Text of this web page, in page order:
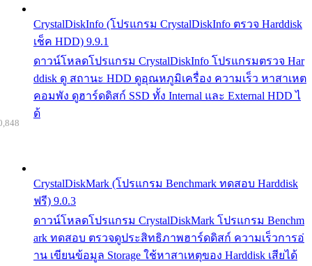
CrystalDiskInfo (โปรแกรม CrystalDiskInfo ตรวจ Harddisk
เช็ค HDD) 9.9.1
ดาวน์โหลดโปรแกรม CrystalDiskInfo โปรแกรมตรวจ Har
ddisk ดู สถานะ HDD ดูอุณหภูมิเครื่อง ความเร็ว หาสาเหต
คอมพัง ดูฮาร์ดดิสก์ SSD ทั้ง Internal และ External HDD ไ
ด้
CrystalDiskMark (โปรแกรม Benchmark ทดสอบ Harddisk
ฟรี) 9.0.3
ดาวน์โหลดโปรแกรม CrystalDiskMark โปรแกรม Benchm
ark ทดสอบ ตรวจดูประสิทธิภาพฮาร์ดดิสก์ ความเร็วการอ่
าน เขียนข้อมูล Storage ใช้หาสาเหตุของ Harddisk เสียได้